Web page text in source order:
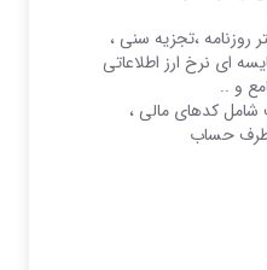
روزنامه ،تجزیه سنی ،
ای نرخ ارز اطلاعاتی
و ..
شامل کدهای مالی ،
طرف حساب